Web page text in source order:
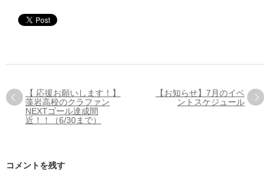
【 応援お願いします！】
藻岩高校のクラファン
NEXTゴール達成間
近！！（6/30まで）
【お知らせ】7月のイベ
ントスケジュール
コメントを残す